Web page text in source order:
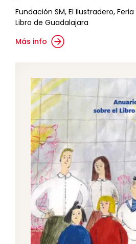
Fundación SM, El Ilustradero,
Libro de Guadalajara
Más info